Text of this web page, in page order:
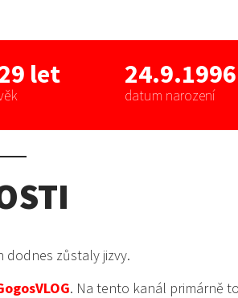
let 24.9.1996
datum narození
dodnes zůstaly jizvy.
. Na tento kanál primárně